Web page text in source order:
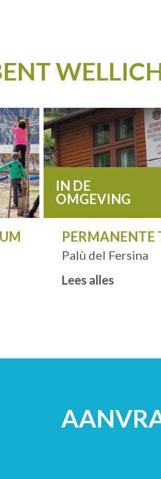
IN DE
OMGEVING
PERMANENTE
Palù del Fersina
Lees alles